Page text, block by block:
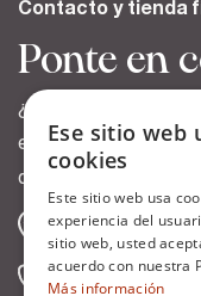
Contacto y tienda
Ponte en
¿Tienes dudas
envíos?. Escríbenos
de ayudarte.
San Antonio,
945 135 775
Ese sitio web
cookies
Este sitio web usa
experiencia del
sitio web, usted
acuerdo con nuestra
Más información